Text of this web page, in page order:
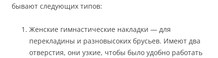
бывают следующих типов:
Женские гимнастические накладки — для
перекладины и разновысоких брусьев. Имеют два
отверстия, они узкие, чтобы было удобно работать